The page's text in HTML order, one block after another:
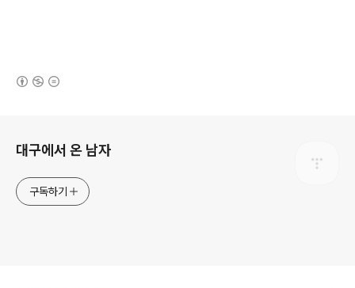
대구에서 온 남자
구독하기